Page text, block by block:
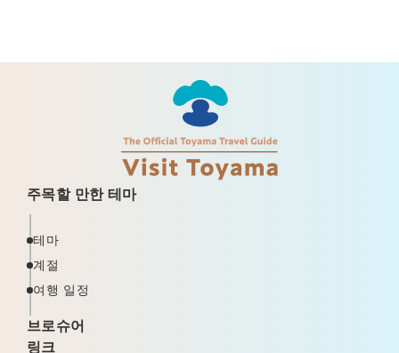
주목할 만한 테마
테마
계절
여행 일정
브로슈어
링크